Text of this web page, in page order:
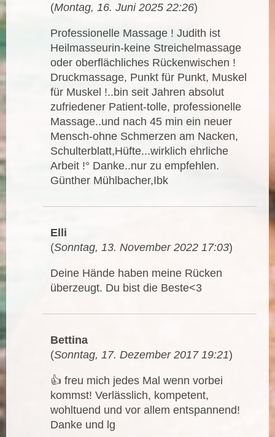
(Montag, 16. Juni 2025 22:26)
Professionelle Massage ! Judith ist
Heilmasseurin-keine Streichelmassage
oder oberflächliches Rückenwischen !
Druckmassage, Punkt für Punkt, Muskel
für Muskel !..bin seit Jahren absolut
zufriedener Patient-tolle, professionelle
Massage..und nach 45 min ein neuer
Mensch-ohne Schmerzen am Nacken,
Schulterblatt,Hüfte...wirklich ehrliche
Arbeit !° Danke..nur zu empfehlen.
Günther Mühlbacher,Ibk
Elli
(Sonntag, 13. November 2022 17:03)
Deine Hände haben meine Rücken
überzeugt. Du bist die Beste<3
Bettina
(Sonntag, 17. Dezember 2017 19:21)
👍 freu mich jedes Mal wenn vorbei
kommst! Verlässlich, kompetent,
wohltuend und vor allem entspannend!
Danke und lg